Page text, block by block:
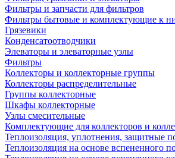
Фильтры и запчасти для фильтров
Фильтры бытовые и комплектующие к
Грязевики
Конденсатоотводчики
Элеваторы и элеваторные узлы
Фильтры
Коллекторы и коллекторные группы
Коллекторы распределительные
Группы коллекторные
Шкафы коллекторные
Узлы смесительные
Комплектующие для коллекторов и
Теплоизоляция, уплотнения, защитные
Теплоизоляция на основе вспененного